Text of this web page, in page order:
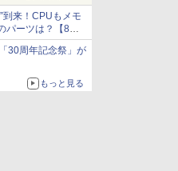
到来！CPUもメモ
パーツは？【8月7
30周年記念祭」が
もっと見る